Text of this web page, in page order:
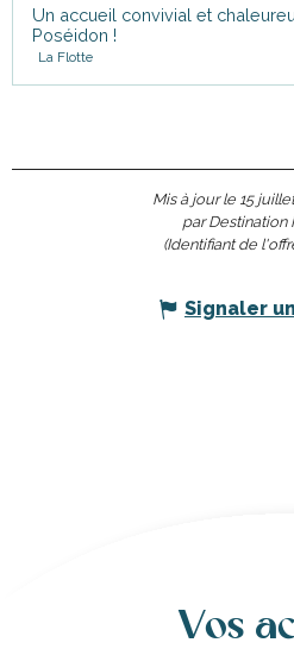
Un accueil convivial et
Poséidon !
La Flotte
Mis à jour le 15
par Destination
(Identifiant de
Signaler
Vos